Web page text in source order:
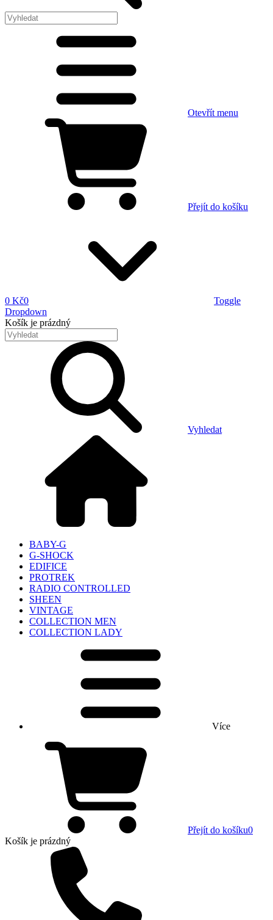
Otevřít menu
Přejít do košíku
0 Kč0
Toggle
Dropdown
Košík je prázdný
Vyhledat
BABY-G
G-SHOCK
EDIFICE
PROTREK
RADIO CONTROLLED
SHEEN
VINTAGE
COLLECTION MEN
COLLECTION LADY
Více
Přejít do košíku0
Košík je prázdný